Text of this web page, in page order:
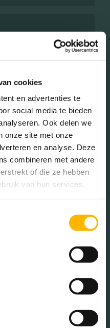
cookies
en advertenties te
social media te bieden
Ook delen we
onze site met onze
en analyse. Deze
combineren met andere
of die ze hebben
van hun services.
(49.72%)
kinderen (23.56%)